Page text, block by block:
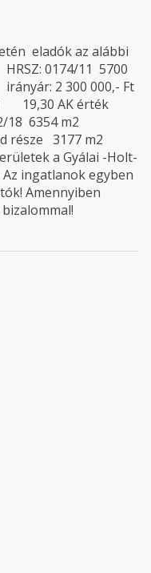
eladók az alábbi
0174/11 5700
2 300 000,- Ft
19,30 AK érték
18 6354 m2
3177 m2
a Gyálai -Holt-
ingatlanok egyben
Amennyiben